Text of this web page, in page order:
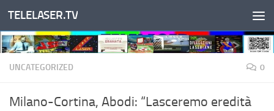
Salta al contenuto
TELELASER.TV
UNCATEGORIZED 0
Milano-Cortina, Abodi: “Lasceremo eredità